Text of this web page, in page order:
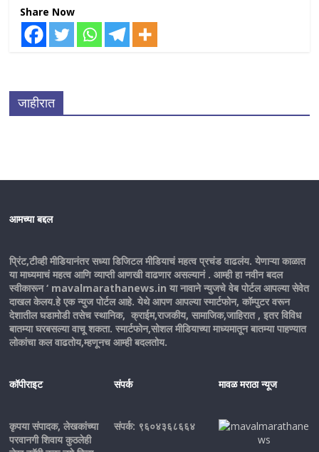
Share Now
जाहीरात
आमच्या बद्दल
प्रिंट,टीव्ही मीडियानंतर सध्या डिजिटल मीडियाचं महत्व प्रचंड वाढलंय. येणाऱ्या काळात
या माध्यमाचं महत्व आणि व्याप्ती आणखी वाढणार असल्यानं . आम्ही हा नवीन बदल
स्वीकारून ‘ mavalmarathanews.in या नावाने न्युजचे वेब पोर्टल आपल्या सेवेत
दाखल केलय.हे एक न्युज पोर्टल आहे. येथे आपण आपल्या स्मार्टफोन, कॉम्पुटर वरून
देशातील घडामोडी तसेच स्थानिक, क्राईम,राजकीय, सामाजिक,जाहिरात , इतर विविध
बातम्या घरबसल्या वाचू शकता. स्मार्टफोन,सोशल मीडियाच्या माध्यमातून बातम्या पाहण्यात
लोकांचा कल वाढतोय,म्हणूनच आम्ही बदलतोय.
कॉपीराइट
कृपया संपादक, लेखकांच्या
परवानगी शिवाय कुठलेही
संपर्क
संपर्क: ९६०४३६८६६४
मावळ मराठा न्यूज